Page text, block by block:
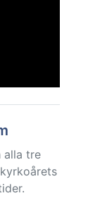
alla tre